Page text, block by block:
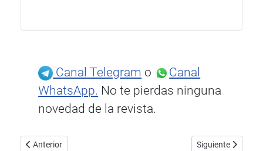
Canal Telegram o
Canal
WhatsApp. No te pierdas ninguna
novedad de la revista.
Artículo anterior: Monitor Audio renueva la serie Radius para
Anterior Artículo
Siguiente